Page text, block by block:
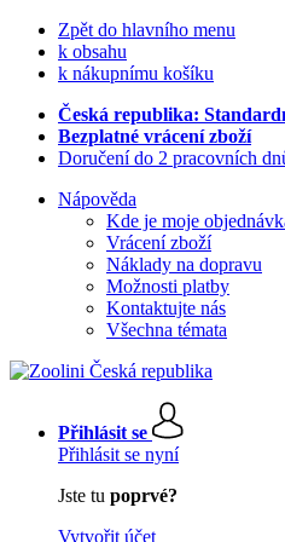
Zpět do hlavního menu
k obsahu
k nákupnímu košíku
Česká republika:
Bezplatné vrácení zboží
Doručení do 2 pracovních
Nápověda
Kde je moje
Vrácení zboží
Náklady na dopravu
Možnosti platby
Kontaktujte nás
Všechna témata
Přihlásit se
Přihlásit se nyní
Jste tu poprvé?
Vytvořit účet